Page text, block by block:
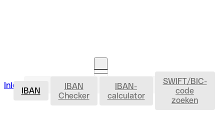
Inloggen Rekening openen IBAN
IBAN
IBAN
Checker
IBAN-
calculator
SWIFT/BIC-
code
zoeken